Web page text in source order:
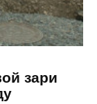
зари